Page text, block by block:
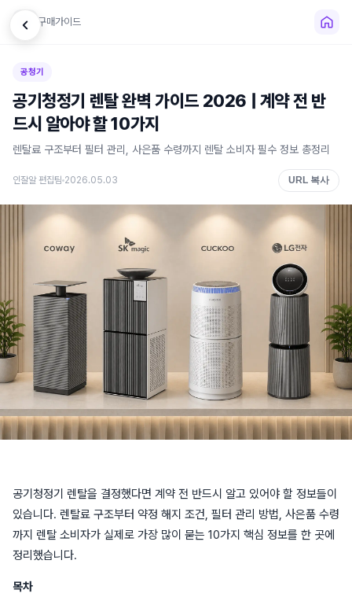
← 구매가이드
공청기
공기청정기 렌탈 완벽 가이드 2026 | 계약 전 반
드시 알아야 할 10가지
렌탈료 구조부터 필터 관리, 사은품 수령까지 렌탈 소비자 필수 정보 총정리
인잘알 편집팀 2026.05.03 URL 복사
공기청정기 렌탈을 결정했다면 계약 전 반드시 알고 있어야 할 정보들이
있습니다. 렌탈료 구조부터 약정 해지 조건, 필터 관리 방법, 사은품 수령
까지 렌탈 소비자가 실제로 가장 많이 묻는 10가지 핵심 정보를 한 곳에
정리했습니다.
목차